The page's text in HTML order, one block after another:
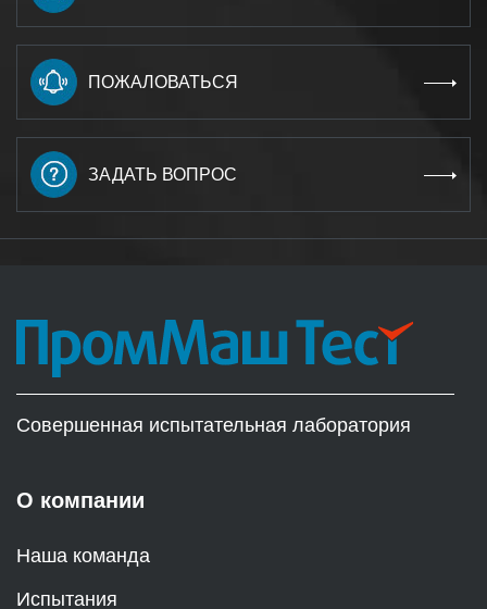
ПОЖАЛОВАТЬСЯ
ЗАДАТЬ ВОПРОС
Совершенная испытательная лаборатория
О компании
Наша команда
Испытания